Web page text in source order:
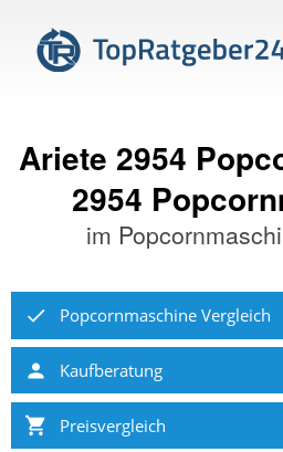
Ariete 2954
2954
im
Popcornmaschine Vergleich
Kaufberatung
Preisvergleich